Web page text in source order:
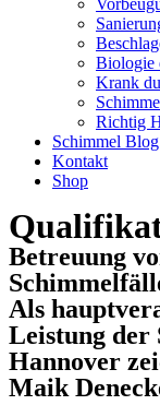
Biologie
Krank
Richtig
Schimmel Blog
Kontakt
Shop
Betreuung
Als
Leistung der
Hannover
Maik